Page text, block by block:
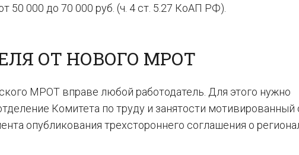
50 000 до 70 000 руб. (ч. 4 ст. 5.27 КоАП РФ).
ОТ НОВОГО МРОТ
МРОТ вправе любой работодатель. Для этого нужно
Комитета по труду и занятости мотивированный
опубликования трехстороннего соглашения о